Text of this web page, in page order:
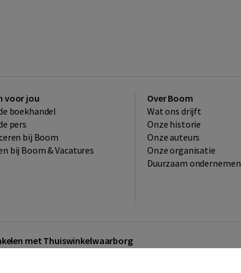
voor jou
boekhandel
pers
bij Boom
bij Boom & Vacatures
Over Boom
Wat ons drijft
Onze historie
Onze auteurs
Onze organisatie
Duurzaam ondernemen
met Thuiswinkelwaarborg